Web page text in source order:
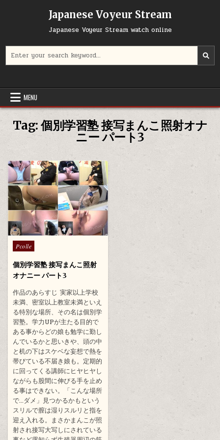
Japanese Voyeur Stream
Japanese Voyeur Stream watch online
for:
MENU
Tag:個別学習塾 接写まんこ照射オナ
ニー パート3
Posted
in
Pcolle
個別学習塾 接写まんこ照射
オナニー パート3
作品のあらすじ 実家以上学校
未満、密室以上教室未満といえ
る特別な場所、その名は個別学
習塾。学力UPが主たる目的で
ある事からどの娘も勉学に勤し
んでいるかと思いきや、頭の中
と机の下はスケベな妄想で熱を
帯びている不届き娘も。定期的
に回ってくる講師にヒヤヒヤし
ながらも股間に伸びる手を止め
る事はできない。「こんな場所
で…ダメ」見つかるかもという
スリルで膣は湿りスルリと指を
迎え入れる。まさかまんこが照
射され接写大写しにされている